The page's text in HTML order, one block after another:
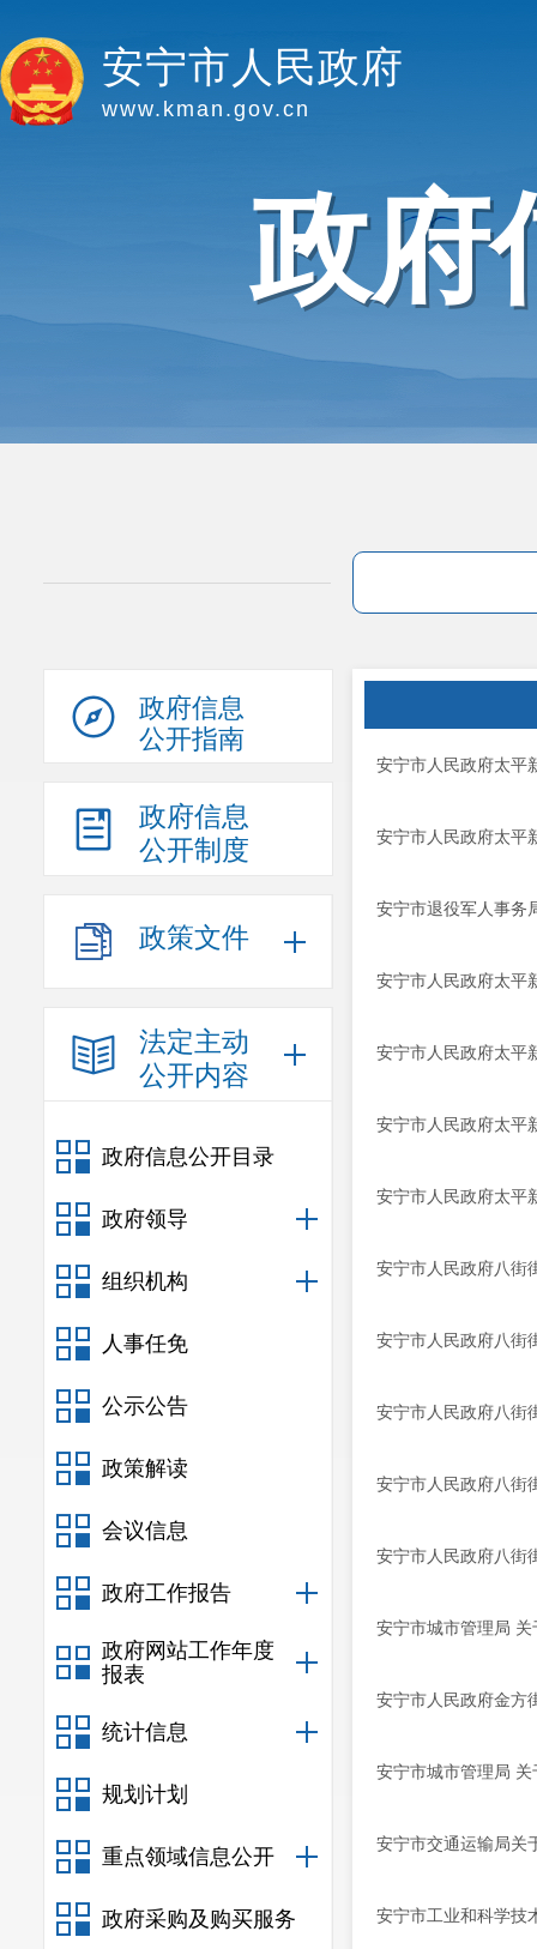
安宁市人民政府
www.kman.gov.cn
政府
政府信息
公开指南
政府信息
公开制度
政策文件
法定主动
公开内容
政府信息公开目录
政府领导
组织机构
人事任免
公示公告
政策解读
会议信息
政府工作报告
政府网站工作年度
报表
统计信息
规划计划
重点领域信息公开
政府采购及购买服务
安宁市人民政府太平
安宁市人民政府太平
安宁市退役军人事务
安宁市人民政府太平
安宁市人民政府太平
安宁市人民政府太平
安宁市人民政府太平
安宁市人民政府八街
安宁市人民政府八街
安宁市人民政府八街
安宁市人民政府八街
安宁市人民政府八街
安宁市城市管理局
安宁市人民政府金方
安宁市城市管理局
安宁市交通运输局关
安宁市工业和科学技